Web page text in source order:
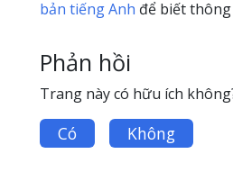
bản tiếng Anh để biết
Phản hồi
Trang này có hữu ích
Có Không